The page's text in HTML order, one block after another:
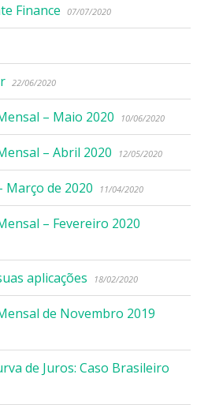
Finance 07/07/2020
22/06/2020
– Maio 2020 10/06/2020
– Abril 2020 12/05/2020
Março de 2020 11/04/2020
– Fevereiro 2020
aplicações 18/02/2020
de Novembro 2019
de Juros: Caso Brasileiro